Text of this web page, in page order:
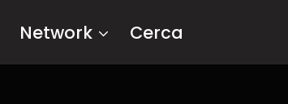
Network Cerca